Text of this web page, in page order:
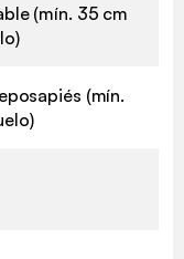
(mín. 35 cm
(mín.